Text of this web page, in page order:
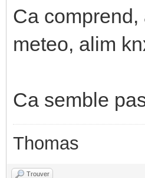
Ca
meteo, alim
Ca semble
Thomas
Trouver